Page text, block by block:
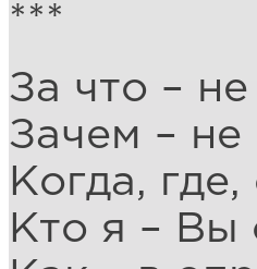
***
За что –
Зачем – не
Когда,
Кто я – Вы